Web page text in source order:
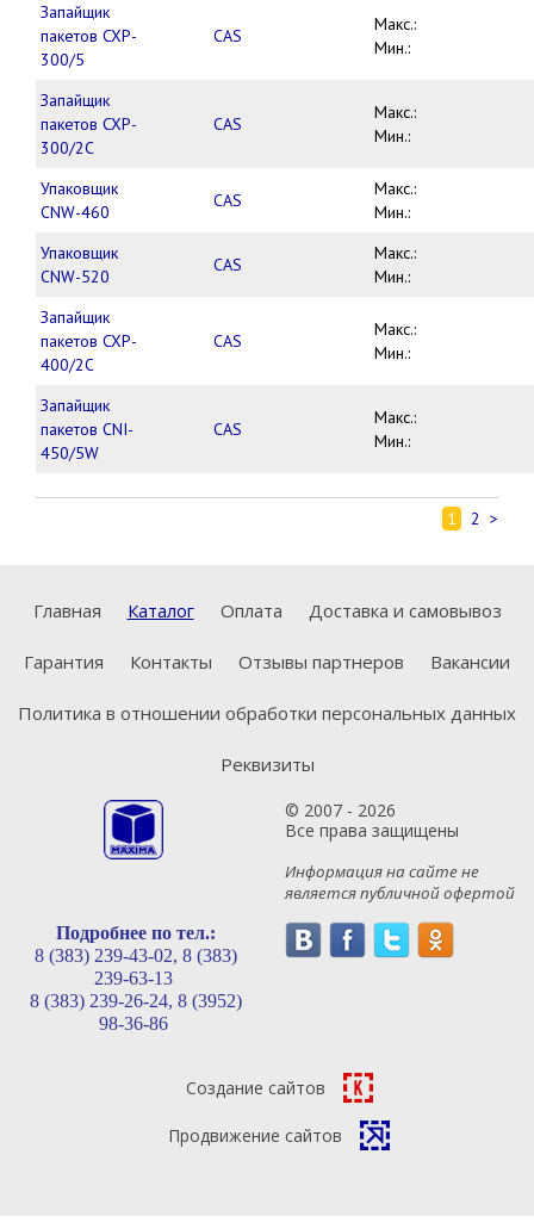
Запайщик
пакетов CXP-
300/5
CAS
Макс.:
Мин.:
Запайщик
пакетов CXP-
300/2C
CAS
Макс.:
Мин.:
Упаковщик
CNW-460
CAS
Макс.:
Мин.:
Упаковщик
CNW-520
CAS
Макс.:
Мин.:
Запайщик
пакетов CXP-
400/2C
CAS
Макс.:
Мин.:
Запайщик
пакетов CNI-
450/5W
CAS
Макс.:
Мин.:
1 2 >
Главная Каталог Оплата Доставка и самовывоз
Гарантия Контакты Отзывы партнеров Вакансии
Политика в отношении обработки персональных данных
Реквизиты
© 2007 - 2026
Все права защищены
Информация на сайте не
является публичной офертой
Подробнее по тел.:
8 (383) 239-43-02, 8 (383)
239-63-13
8 (383) 239-26-24, 8 (3952)
98-36-86
Создание сайтов
Продвижение сайтов